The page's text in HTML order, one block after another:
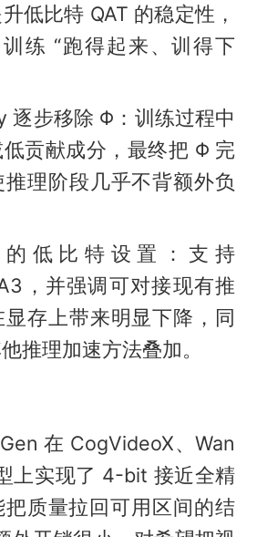
低比特 QAT 的稳定性，
练 “跑得起来、训得下
逐步移除 Φ：训练过程中
贡献成分，最终把 Φ 完
理阶段几乎不背额外负
低比特设置：支持
，并强调可对接现有推
存上带来明显下降，同
推理加速方法叠加。
在 CogVideoX、Wan
上实现了 4-bit 接近全精
质量拉回可用区间的结